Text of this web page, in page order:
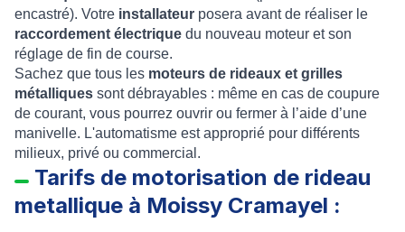
encastré). Votre installateur posera avant de réaliser le
raccordement électrique du nouveau moteur et son
réglage de fin de course.
Sachez que tous les moteurs de rideaux et grilles
métalliques sont débrayables : même en cas de coupure
de courant, vous pourrez ouvrir ou fermer à l’aide d’une
manivelle. L'automatisme est approprié pour différents
milieux, privé ou commercial.
Tarifs de motorisation de rideau
metallique à Moissy Cramayel :